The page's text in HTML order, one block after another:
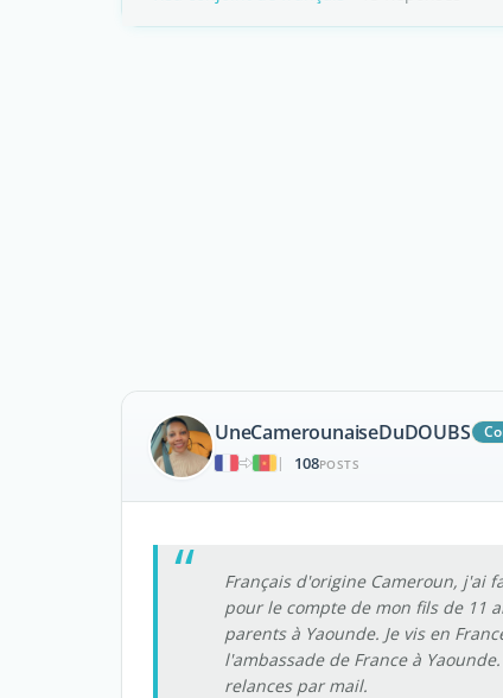
UneCamerounaiseDuDOUBS
|
108POSTS
Français d'origine Cameroun, j'ai
pour le compte de mon fils de 11
parents à Yaounde. Je vis en
l'ambassade de France à
relances par mail.